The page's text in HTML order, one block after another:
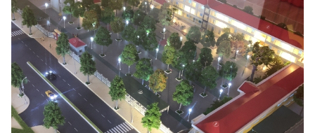
Hỗ trợ giảng dạy, nghiên cứu trong ngành kiến trúc –
xây dựng.
Làm quà tặng mô phỏng công trình tiêu biểu hoặc
mẫu thiết kế nổi bật.
Lý Do ARCHI-BAO Là Đối Tác Được Lựa
Chọn Hàng Đầu